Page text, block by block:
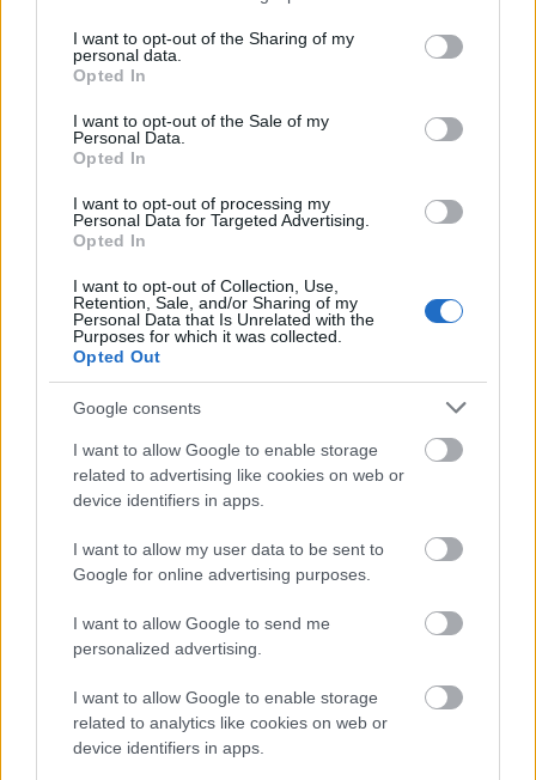
not limited to your visit or usage behaviour. You may click to
grant or deny consent to Google and its third-party tags to
use your data for below specified purposes in below Google
consent section.
I want to opt-out of the Sharing of my
personal data.
Opted In
I want to opt-out of the Sale of my
Personal Data.
Opted In
I want to opt-out of processing my
Personal Data for Targeted Advertising.
Opted In
I want to opt-out of Collection, Use,
Retention, Sale, and/or Sharing of my
Personal Data that Is Unrelated with the
Purposes for which it was collected.
Opted Out
Google consents
I want to allow Google to enable storage
related to advertising like cookies on web or
device identifiers in apps.
I want to allow my user data to be sent to
Google for online advertising purposes.
I want to allow Google to send me
personalized advertising.
I want to allow Google to enable storage
related to analytics like cookies on web or
device identifiers in apps.
fovarosi.blog.hu•2013. május 04.
válogatunk, Az Est korabeli cikkei alapján. A
cikksorozat összes megjelent tagja itt olvasható. "Az
kivételével, állandóan javítsák őket."
Száz éves hírek - 1913 Április
Az alábbiakban száz évvel ezelőtti hírekből
válogatunk, Az Est korabeli cikkei alapján. A